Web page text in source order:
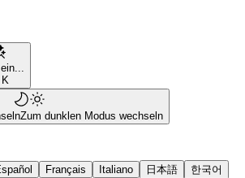
Zum dunklen Modus wechseln
Français Italiano 日本語
한국어